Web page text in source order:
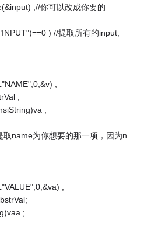
;//你可以改成你要的
) //提取所有的input,
;
;
;
name为你想要的那一项，因为n
;
;